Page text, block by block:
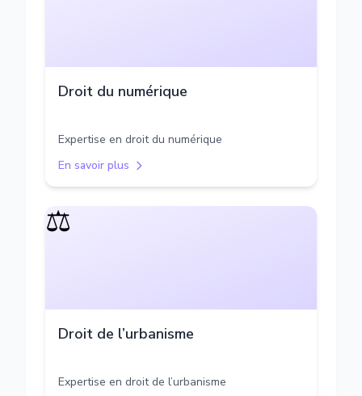
Droit du numérique
Expertise en droit du numérique
En savoir plus
⚖️
Droit de l’urbanisme
Expertise en droit de l’urbanisme